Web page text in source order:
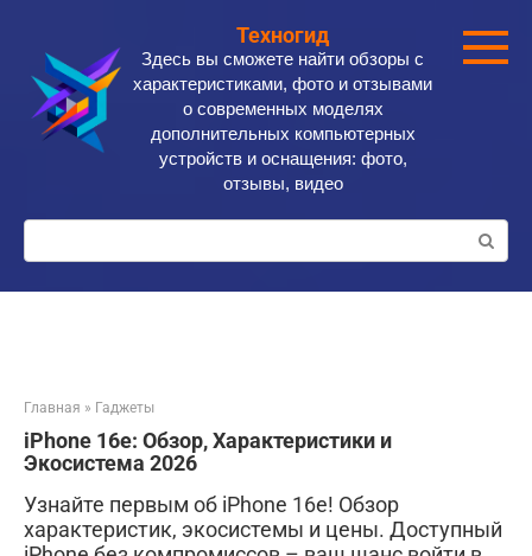
контенту
Техногид
Здесь вы сможете найти обзоры с
характеристиками, фото и отзывами
о современных моделях
дополнительных компьютерных
устройств и оснащения: фото,
отзывы, видео
Поиск:
Главная » Гаджеты
iPhone 16e: Обзор, Характеристики и
Экосистема 2026
Узнайте первым об iPhone 16e! Обзор
характеристик, экосистемы и цены. Доступный